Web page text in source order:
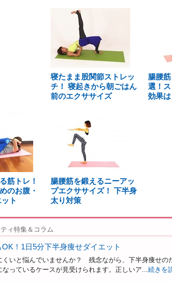
寝たまま股関節ストレッ
チ！ 寝起きから朝ごはん
前のエクササイズ
腸腰
選！
効果は
筋トレ！
のお腹・
ト
腸腰筋を鍛えるニーアッ
プエクササイズ！ 下半身
太り対策
ィ特集＆コラム
！1日5分下半身痩せダイエット
くいと悩んでいませんか？ 残念ながら、下半身痩せの
なっているケースが見受けられます。正しいア...続きを